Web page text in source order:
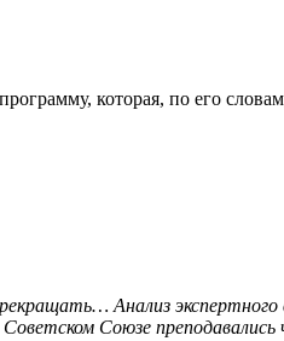
которая, по его
Анализ экспертного
Союзе преподавались